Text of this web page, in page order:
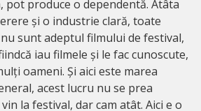
produce o dependentă. Atâta
și o industrie clară, toate
sunt adeptul filmului de festival,
iau filmele și le fac cunoscute,
oameni. Și aici este marea
acest lucru nu se prea
la festival, dar cam atât. Aici e o